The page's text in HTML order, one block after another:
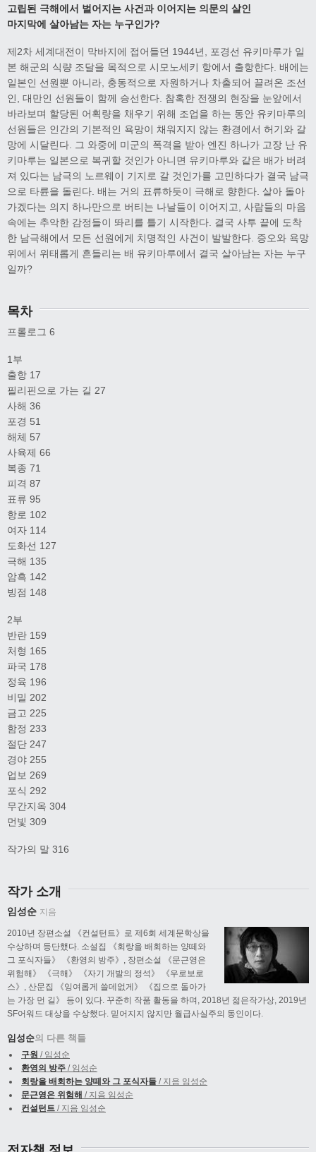
고립된 극해에서 벌어지는 사건과 이어지는 의문의 살인
마지막에 살아남는 자는 누구인가?
제2차 세계대전이 막바지에 접어들던 1944년, 포경선 유키마루가 일
본 해군의 식량 조달을 목적으로 시모노세키 항에서 출항한다. 배에는
일본인 선원뿐 아니라, 충동적으로 자원하거나 차출되어 끌려온 조선
인, 대만인 선원들이 함께 승선한다. 참혹한 전쟁의 현장을 눈앞에서
바라보며 할당된 어획량을 채우기 위해 조업을 하는 동안 유키마루의
선원들은 인간의 기본적인 욕망이 채워지지 않는 환경에서 허기와 갈
망에 시달린다. 그 와중에 미군의 폭격을 받아 엔진 하나가 고장 난 유
키마루는 일본으로 복귀할 것인가 아니면 유키마루와 같은 배가 버려
져 있다는 남극의 노르웨이 기지로 갈 것인가를 고민하다가 결국 남극
으로 타륜을 돌린다. 배는 거의 표류하듯이 극해로 향한다. 살아 돌아
가겠다는 의지 하나만으로 버티는 나날들이 이어지고, 사람들의 마음
속에는 추악한 감정들이 똬리를 틀기 시작한다. 결국 사투 끝에 도착
한 남극해에서 모든 선원에게 치명적인 사건이 발발한다. 증오와 욕망
위에서 위태롭게 흔들리는 배 유키마루에서 결국 살아남는 자는 누구
일까?
목차
프롤로그 6
1부
출항 17
필리핀으로 가는 길 27
사해 36
포경 51
해체 57
사육제 66
복종 71
피격 87
표류 95
항로 102
여자 114
도화선 127
극해 135
암흑 142
빙점 148
2부
반란 159
처형 165
파국 178
정육 196
비밀 202
금고 225
함정 233
절단 247
경야 255
업보 269
포식 292
무간지옥 304
먼빛 309
작가의 말 316
작가 소개
임성순 지음
2010년 장편소설 《컨설턴트》로 제6회 세계문학상을
수상하며 등단했다. 소설집 《회랑을 배회하는 양떼와
그 포식자들》 《환영의 방주》, 장편소설 《문근영은
위험해》 《극해》 《자기 개발의 정석》 《우로보로
스》, 산문집 《잉여롭게 쓸데없게》 《집으로 돌아가
는 가장 먼 길》 등이 있다. 꾸준히 작품 활동을 하며, 2018년 젊은작가상, 2019년
SF어워드 대상을 수상했다. 믿어지지 않지만 월급사실주의 동인이다.
임성순의 다른 책들
구원 / 임성순
환영의 방주 / 임성순
회랑을 배회하는 양떼와 그 포식자들 / 지음 임성순
문근영은 위험해 / 지음 임성순
컨설턴트 / 지음 임성순